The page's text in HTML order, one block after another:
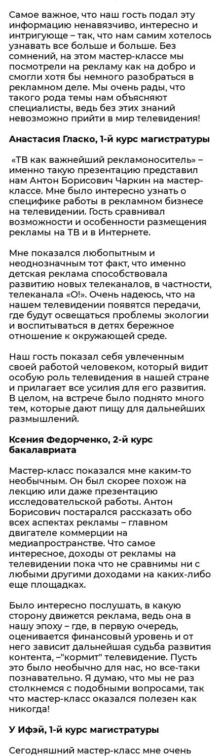
Самое важное, что наш гость подал эту
информацию ненавязчиво, интересно и
интригующе – так, что нам самим хотелось
узнавать все больше и больше. Без
сомнений, на этом мастер-классе мы
посмотрели на рекламу как на добро и
смогли хотя бы немного разобраться в
рекламном деле. Мы очень рады, что
такого рода темы нам объясняют
специалисты, ведь без этих знаний
невозможно прийти в мир телевидения!
Анастасия Гласко, 1-й курс магистратуры
«ТВ как важнейший рекламоноситель» –
именно такую презентацию представил
нам Антон Борисович Чаркин на мастер-
классе. Мне было интересно узнать о
специфике работы в рекламном бизнесе
на телевидении. Гость сравнивал
возможности и особенности размещения
рекламы на ТВ и в Интернете.
Мне показался любопытным и
неоднозначным тот факт, что именно
детская реклама способствовала
развитию новых телеканалов, в частности,
телеканала «О!». Очень надеюсь, что на
нашем телевидении появятся передачи,
где будут освещаться проблемы экологии
и воспитываться в детях бережное
отношение к окружающей среде.
Наш гость показал себя увлеченным
своей работой человеком, который видит
особую роль телевидения в нашей стране
и прилагает все усилия для его развития.
В целом, на встрече было поднято много
тем, которые дают пищу для дальнейших
размышлений.
Ксения Федорченко, 2-й курс
бакалавриата
Мастер-класс показался мне каким-то
необычным. Он был скорее похож на
лекцию или даже презентацию
исследовательской работы. Антон
Борисович постарался рассказать обо
всех аспектах рекламы – главном
двигателе коммерции на
медиапространстве. Что самое
интересное, доходы от рекламы на
телевидении пока что не сравнимы ни с
любыми другими доходами на каких-либо
еще площадках.
Было интересно послушать, в какую
сторону движется реклама, ведь она в
нашу эпоху – где, в первую очередь,
оценивается финансовый уровень и от
него зависит дальнейшая судьба развития
контента, –"кормит" телевидение. Пусть
это было необычно для нас, но все-таки
познавательно. Я думаю, что мы не раз
столкнемся с подобными вопросами, так
что мастер-класс оказался полезен как
никогда!
У Ифэй, 1-й курс магистратуры
Сегодняшний мастер-класс мне очень